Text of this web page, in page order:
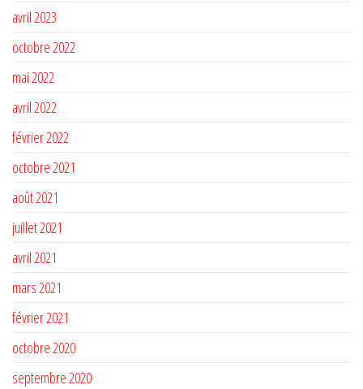
avril 2023
octobre 2022
mai 2022
avril 2022
février 2022
octobre 2021
août 2021
juillet 2021
avril 2021
mars 2021
février 2021
octobre 2020
septembre 2020